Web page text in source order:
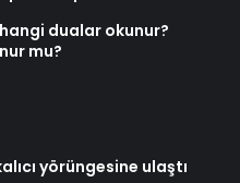
dualar okunur?
mu?
yörüngesine ulaştı